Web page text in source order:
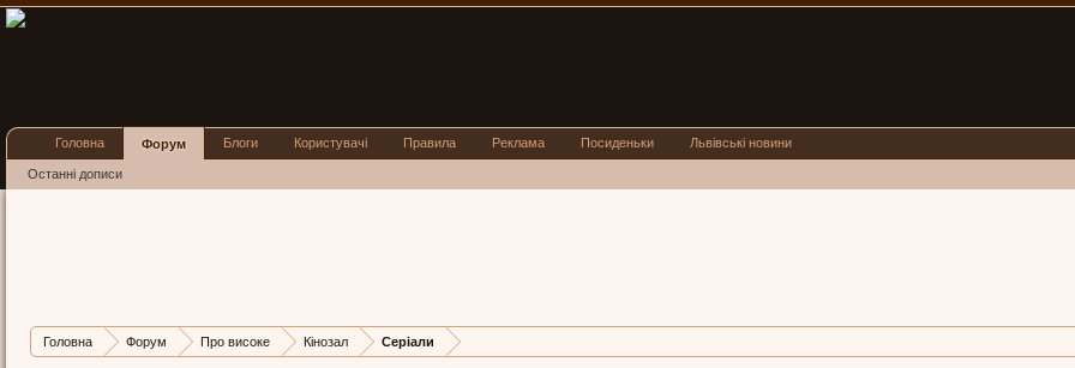
Головна Форум Про високе Кінозал Серіали
Головна Форум
Останні дописи
Блоги Користувачі Правила Реклама Посиденьки Львівські новини